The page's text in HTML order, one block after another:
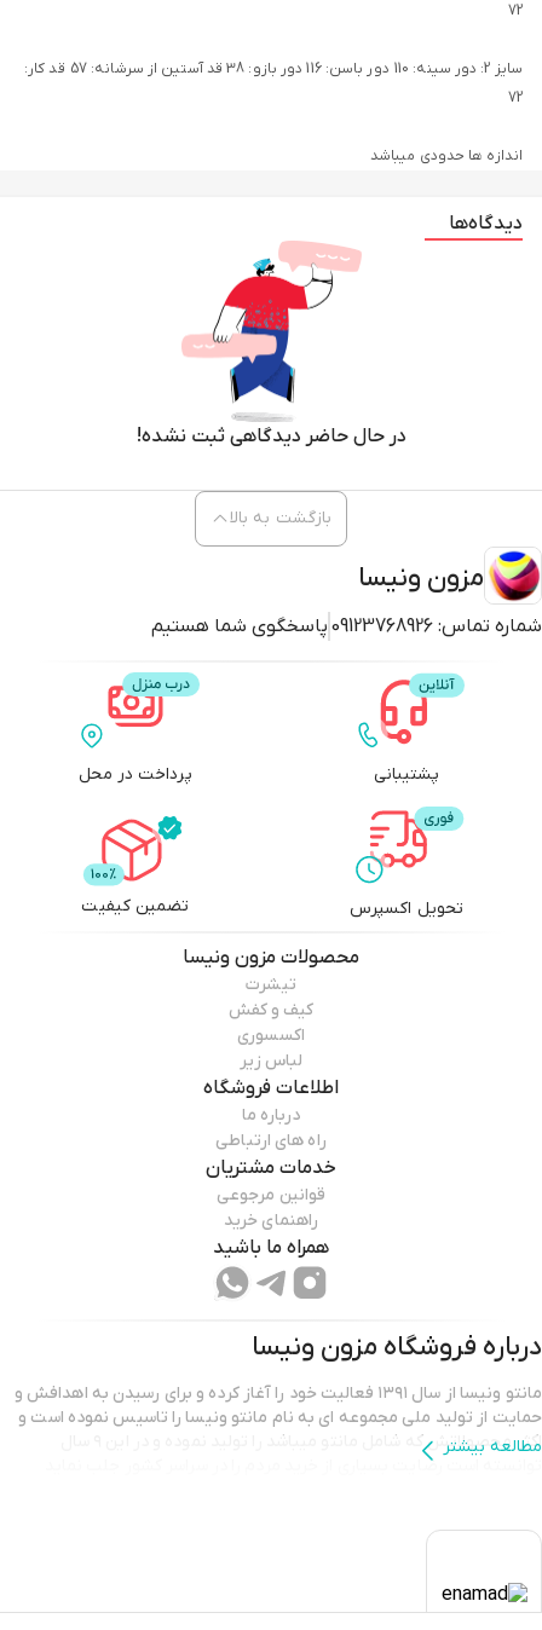
سایز 2: دور سینه: 110 دور باسن: 116 دور بازو: 38 قد آستین از سرشانه: 57 قد کار:
برای شستشو به خشکشویی مراجعه کنید
دیدگاه‌ها
در حال حاضر دیدگاهی ثبت نشده!
مزون ونیسا
شماره تماس: 09123768926 پاسخگوی شما هستیم
بازگشت به بالا
پشتیبانی پرداخت در محل
تحویل اکسپرس تضمین کیفیت
محصولات مزون ونیسا
تیشرت
کیف و کفش
اکسسوری
لباس زیر
اطلاعات فروشگاه
درباره ما
راه های ارتباطی
خدمات مشتریان
قوانین مرجوعی
راهنمای خرید
همراه ما باشید
درباره فروشگاه مزون ونیسا
مانتو ونیسا از سال ۱۳۹۱ فعالیت خود را آغاز کرده و برای رسیدن به اهدافش و
حمایت از تولید ملی مجموعه ای به نام مانتو ونیسا را تاسیس نموده است و
توانسته است رضایت بسیاری از خرید مردم را در سراسر کشور جلب نماید
مطالعه بیشتر